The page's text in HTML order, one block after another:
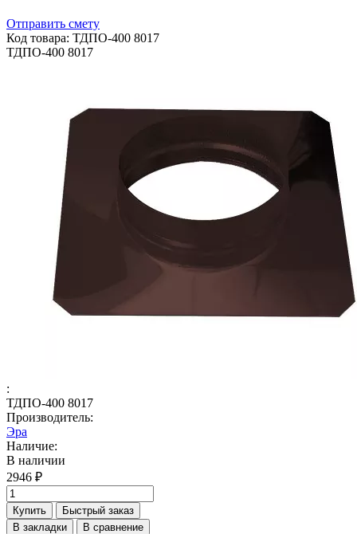
Отправить смету
Код товара: ТДПО-400 8017
ТДПО-400 8017
:
ТДПО-400 8017
Производитель:
Эра
Наличие:
В наличии
2946 ₽
Купить
Быстрый заказ
В закладки
В сравнение